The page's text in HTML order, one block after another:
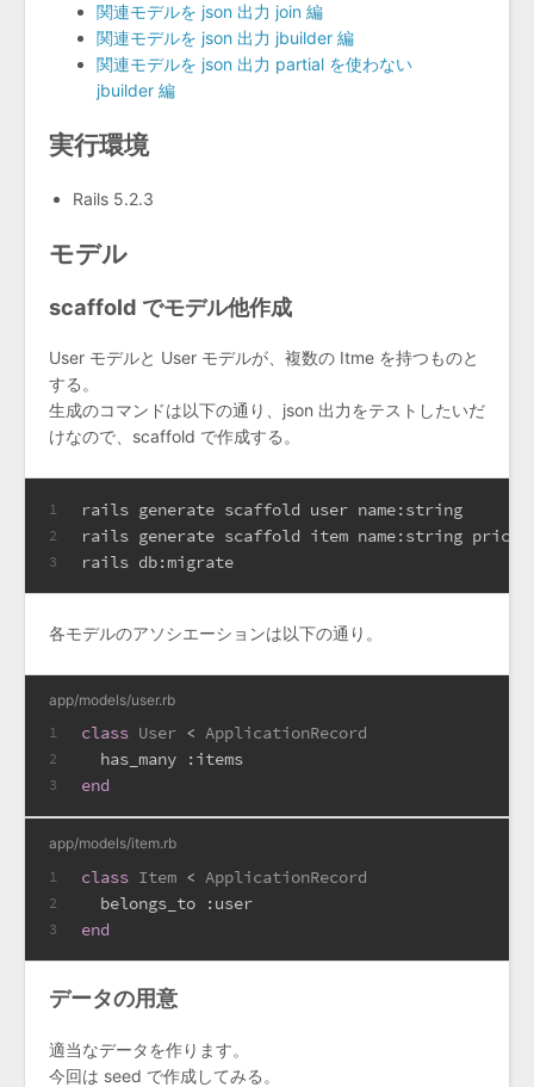
関連モデルを json 出力 join 編
関連モデルを json 出力 jbuilder 編
関連モデルを json 出力 partial を使わない
jbuilder 編
実行環境
Rails 5.2.3
モデル
scaffold でモデル他作成
User モデルと User モデルが、複数の Itme を持つものと
する。
生成のコマンドは以下の通り、json 出力をテストしたいだ
けなので、scaffold で作成する。
1
2
3
rails generate scaffold user name:string
rails generate scaffold item name:string price:
rails db:migrate
各モデルのアソシエーションは以下の通り。
app/models/user.rb
1
2
3
class User < ApplicationRecord
  has_many
:items
end
app/models/item.rb
1
2
3
class Item < ApplicationRecord
  belongs_to
:user
end
データの用意
適当なデータを作ります。
今回は seed で作成してみる。